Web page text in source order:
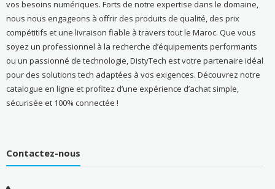
vos besoins numériques. Forts de notre expertise dans le domaine,
nous nous engageons à offrir des produits de qualité, des prix
compétitifs et une livraison fiable à travers tout le Maroc. Que vous
soyez un professionnel à la recherche d’équipements performants
ou un passionné de technologie, DistyTech est votre partenaire idéal
pour des solutions tech adaptées à vos exigences. Découvrez notre
catalogue en ligne et profitez d’une expérience d’achat simple,
sécurisée et 100% connectée !
Contactez-nous